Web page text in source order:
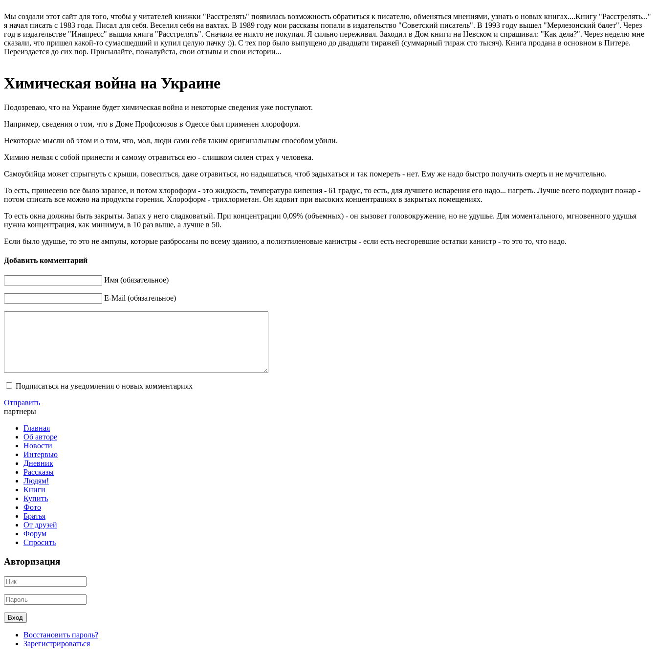
Мы создали этот сайт для того, чтобы у читателей книжки "Расстрелять" появилась возможность обратиться к писателю, обменяться мнениями, узнать о новых книгах....Книгу "Расстрелять..."
я начал писать с 1983 года. Писал для себя. Веселил себя на вахтах. В 1989 году мои рассказы попали в издательство "Советский писатель". В 1993 году вышел "Мерлезонский балет". Через
год в издательстве "Инапресс" вышла книга "Расстрелять". Сначала ее никто не покупал. Я сильно переживал. Заходил в Дом книги на Невском и спрашивал: "Как дела?". Через неделю мне
сказали, что пришел какой-то сумасшедший и купил целую пачку :)). С тех пор было выпущено до двадцати тиражей (суммарный тираж сто тысяч). Книга продана в основном в Питере.
Переиздается до сих пор. Присылайте, пожалуйста, свои отзывы и свои истории...
Химическая война на Украине
Подозреваю, что на Украине будет химическая война и некоторые сведения уже поступают.
Например, сведения о том, что в Доме Профсоюзов в Одессе был применен хлороформ.
Некоторые мысли об этом и о том, что, мол, люди сами себя таким оригинальным способом убили.
Химию нельзя с собой принести и самому отравиться ею - слишком силен страх у человека.
Самоубийца может спрыгнуть с крыши, повеситься, даже отравиться, но надышаться, чтоб задыхаться и так помереть - нет. Ему же надо быстро получить смерть и не мучительно.
То есть, принесено все было заранее, и потом хлороформ - это жидкость, температура кипения - 61 градус, то есть, для лучшего испарения его надо... нагреть. Лучше всего подходит пожар -
потом списать все можно на продукты горения. Хлороформ - трихлорметан. Он ядовит при высоких концентрациях в закрытых помещениях.
То есть окна должны быть закрыты. Запах у него сладковатый. При концентрации 0,09% (объемных) - он вызовет головокружение, но не удушье. Для моментального, мгновенного удушья
нужна концентрация, как минимум, в 10 раз выше, а лучше в 50.
Если было удушье, то это не ампулы, которые разбросаны по всему зданию, а полиэтиленовые канистры - если есть несгоревшие остатки канистр - то это то, что надо.
Добавить комментарий
Имя (обязательное)
E-Mail (обязательное)
Подписаться на уведомления о новых комментариях
Отправить
партнеры
Главная
Об авторе
Новости
Интервью
Дневник
Рассказы
Людям!
Книги
Купить
Фото
Братья
От друзей
Форум
Спросить
Авторизация
Восстановить пароль?
Зарегистрироваться